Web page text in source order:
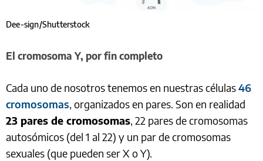
Dee-sign/Shutterstock
El cromosoma Y, por fin completo
Cada uno de nosotros tenemos en nuestras células46
cromosomas, organizados en pares. Son en realidad
23 pares de cromosomas, 22 pares de cromosomas
autosómicos (del 1 al 22) y un par de cromosomas
sexuales (que pueden ser X o Y).